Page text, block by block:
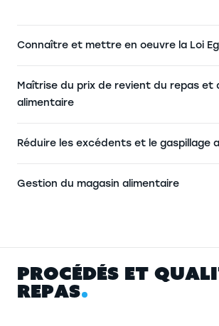
Connaître et mettre en oeuvre la Loi
Maîtrise du prix de revient du repas et
alimentaire
Réduire les excédents et le gaspillage
Gestion du magasin alimentaire
PROCÉDÉS ET QUALI
REPAS